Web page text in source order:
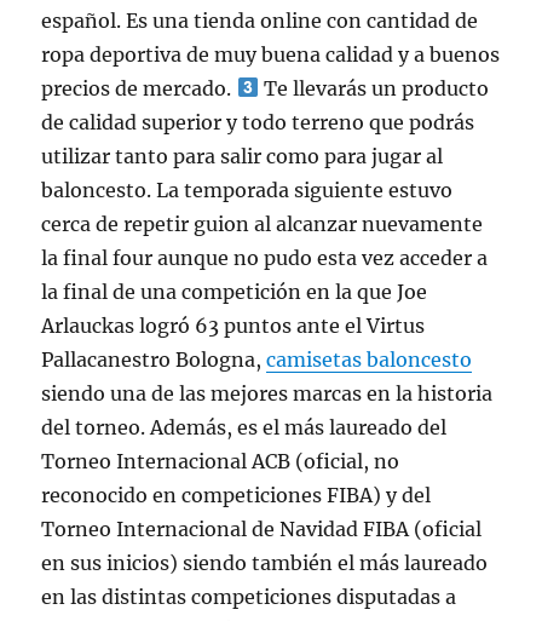
español. Es una tienda online con cantidad de
ropa deportiva de muy buena calidad y a buenos
precios de mercado.
Te llevarás un producto
de calidad superior y todo terreno que podrás
utilizar tanto para salir como para jugar al
baloncesto. La temporada siguiente estuvo
cerca de repetir guion al alcanzar nuevamente
la final four aunque no pudo esta vez acceder a
la final de una competición en la que Joe
Arlauckas logró 63 puntos ante el Virtus
Pallacanestro Bologna,camisetas baloncesto
siendo una de las mejores marcas en la historia
del torneo. Además, es el más laureado del
Torneo Internacional ACB (oficial, no
reconocido en competiciones FIBA) y del
Torneo Internacional de Navidad FIBA (oficial
en sus inicios) siendo también el más laureado
en las distintas competiciones disputadas a